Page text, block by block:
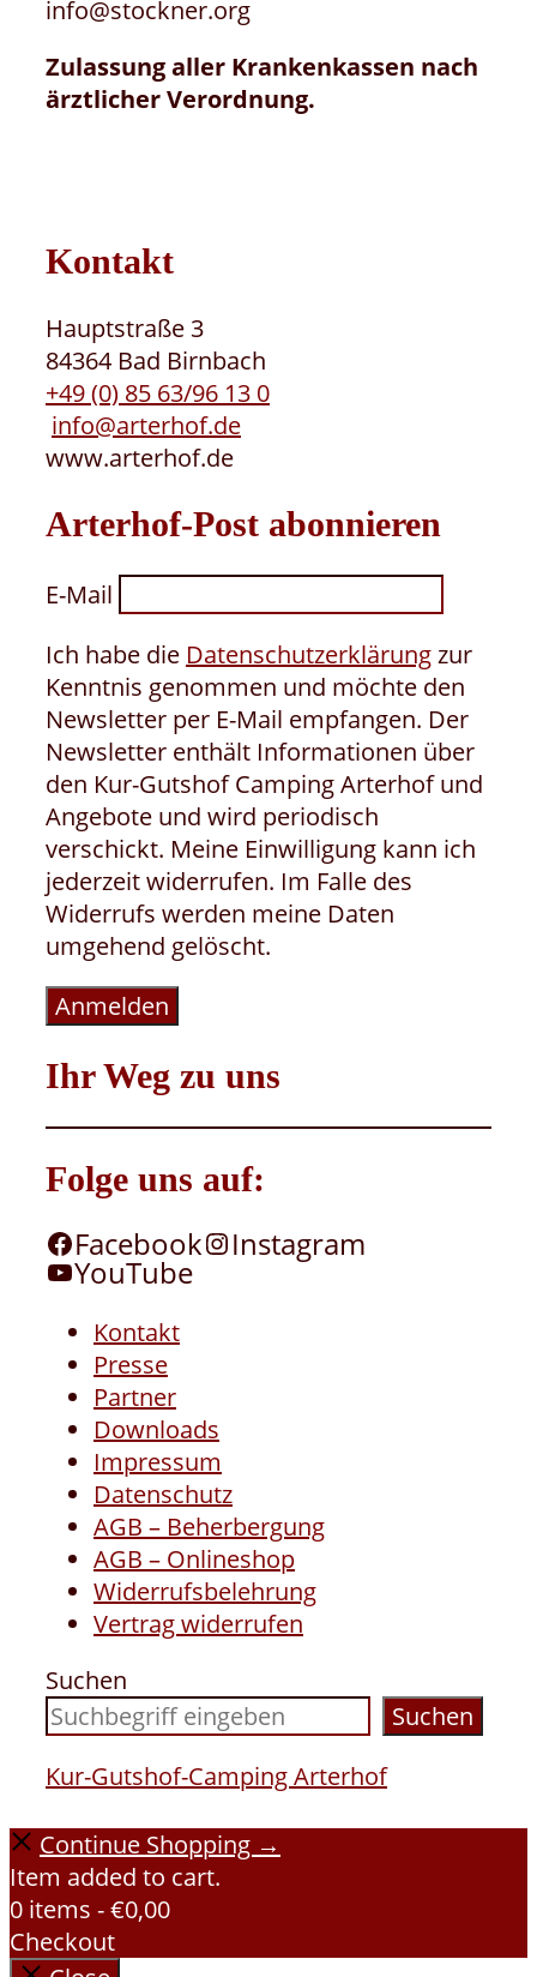
info@stockner.org
Zulassung aller Krankenkassen nach
ärztlicher Verordnung.
Kontakt
Hauptstraße 3
84364 Bad Birnbach
+49 (0) 85 63/96 13 0
info@arterhof.de
www.arterhof.de
Arterhof-Post abonnieren
E-Mail
Ich habe die Datenschutzerklärungzur
Kenntnis genommen und möchte den
Newsletter per E-Mail empfangen. Der
Newsletter enthält Informationen über
den Kur-Gutshof Camping Arterhof und
Angebote und wird periodisch
verschickt. Meine Einwilligung kann ich
jederzeit widerrufen. Im Falle des
Widerrufs werden meine Daten
umgehend gelöscht.
Anmelden
Ihr Weg zu uns
Folge uns auf:
Facebook
Instagram
YouTube
Kontakt
Presse
Partner
Downloads
Impressum
Datenschutz
AGB – Beherbergung
AGB – Onlineshop
Widerrufsbelehrung
Vertrag widerrufen
Suchen
Suchen
Kur-Gutshof-Camping Arterhof
Continue Shopping →
Item added to cart.
0 items -€0,00
Checkout